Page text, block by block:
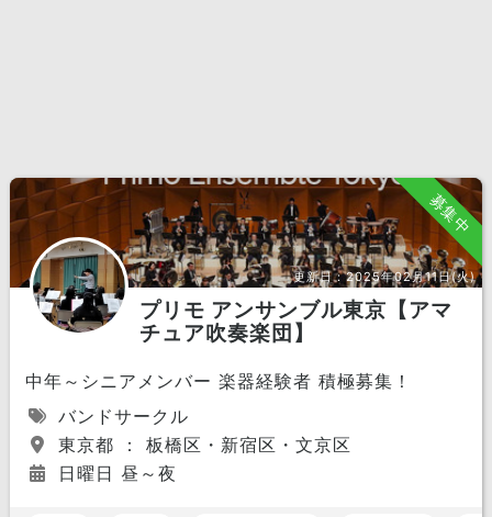
募集中
更新日：2025年02月11日(火)
プリモ アンサンブル東京【アマ
チュア吹奏楽団】
中年～シニアメンバー 楽器経験者 積極募集！
バンドサークル
東京都 ： 板橋区・新宿区・文京区
日曜日 昼～夜